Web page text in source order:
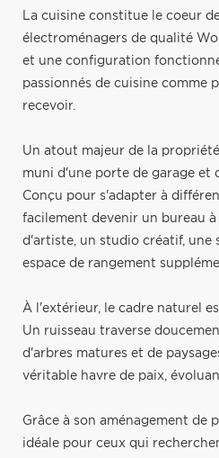
La cuisine constitue le coeur
électroménagers de qualité
et une configuration
passionnés de cuisine comme
recevoir.
Un atout majeur de la
muni d'une porte de garage et
Conçu pour s'adapter à
facilement devenir un bureau
d'artiste, un studio créatif, une
espace de rangement
À l'extérieur, le cadre naturel
Un ruisseau traverse
d'arbres matures et de
véritable havre de paix,
Grâce à son aménagement de
idéale pour ceux qui